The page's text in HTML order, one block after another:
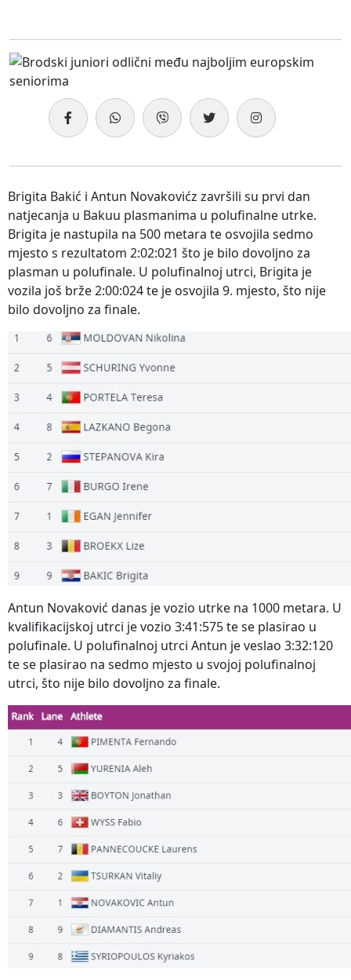
Brigita Bakić i Antun Novakovićz završili su prvi dan
natjecanja u Bakuu plasmanima u polufinalne utrke.
Brigita je nastupila na 500 metara te osvojila sedmo
mjesto s rezultatom 2:02:021 što je bilo dovoljno za
plasman u polufinale. U polufinalnoj utrci, Brigita je
vozila još brže 2:00:024 te je osvojila 9. mjesto, što nije
bilo dovoljno za finale.
Antun Novaković danas je vozio utrke na 1000 metara. U
kvalifikacijskoj utrci je vozio 3:41:575 te se plasirao u
polufinale. U polufinalnoj utrci Antun je veslao 3:32:120
te se plasirao na sedmo mjesto u svojoj polufinalnoj
utrci, što nije bilo dovoljno za finale.